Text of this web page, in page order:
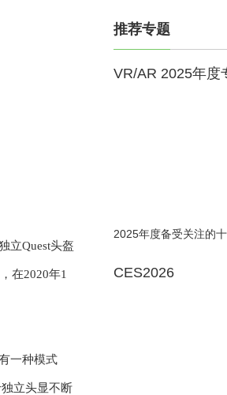
立Quest头盔
在2020年1
一种模式
立头显不断
推荐专题
VR/AR 2025年度
2025年度备受关注的
CES2026